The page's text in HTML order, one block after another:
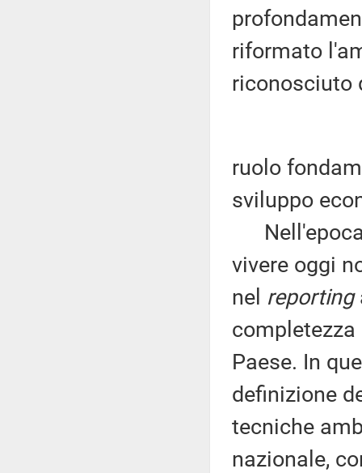
riformato
riconosciuto
ruolo
sviluppo
Nell'epoca
vivere oggi
nel reporting
Paese. In
definizione
tecniche
nazionale,